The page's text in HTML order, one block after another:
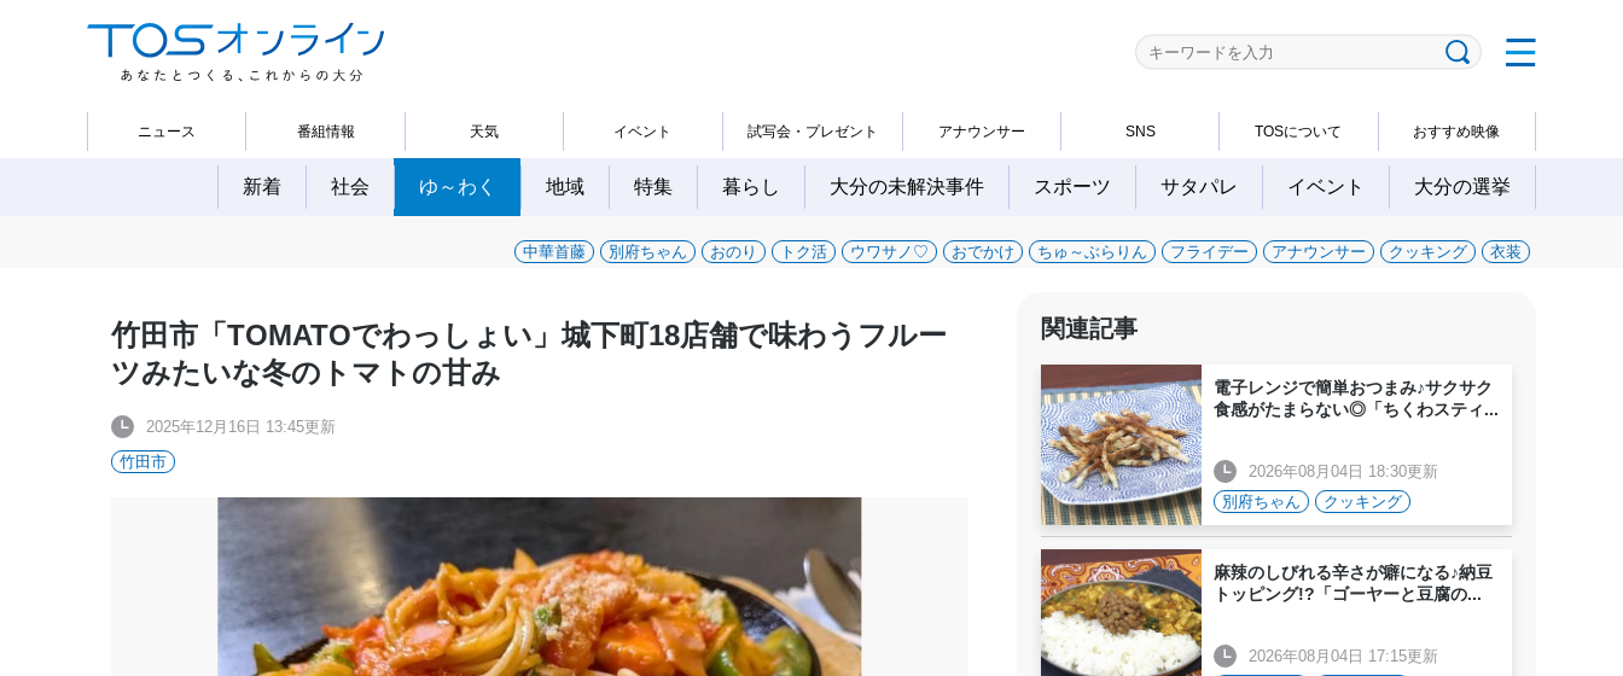
ニュース 番組情報 天気 イベント 試写会・プレゼント アナウンサー SNS TOSについて おすすめ映像
新着 社会 ゆ～わく 地域 特集 暮らし 大分の未解決事件 スポーツ サタパレ イベント 大分の選挙
中華首藤 別府ちゃん おのり トク活 ウワサノ♡ おでかけ ちゅ～ぶらりん フライデー アナウンサー クッキング 衣装
竹田市「TOMATOでわっしょい」城下町18店舗で味わうフルー
ツみたいな冬のトマトの甘み
2025年12月16日 13:45更新
竹田市
関連記事
電子レンジで簡単おつまみ♪サクサク
食感がたまらない◎「ちくわスティ...
2026年08月04日 18:30更新
別府ちゃん
クッキング
麻辣のしびれる辛さが癖になる♪納豆
トッピング!?「ゴーヤーと豆腐の...
2026年08月04日 17:15更新